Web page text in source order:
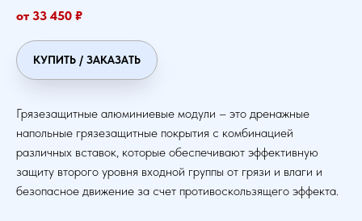
от 33 450 ₽
КУПИТЬ / ЗАКАЗАТЬ
Грязезащитные алюминиевые модули – это дренажные
напольные грязезащитные покрытия с комбинацией
различных вставок, которые обеспечивают эффективную
защиту второго уровня входной группы от грязи и влаги и
безопасное движение за счет противоскользящего эффекта.